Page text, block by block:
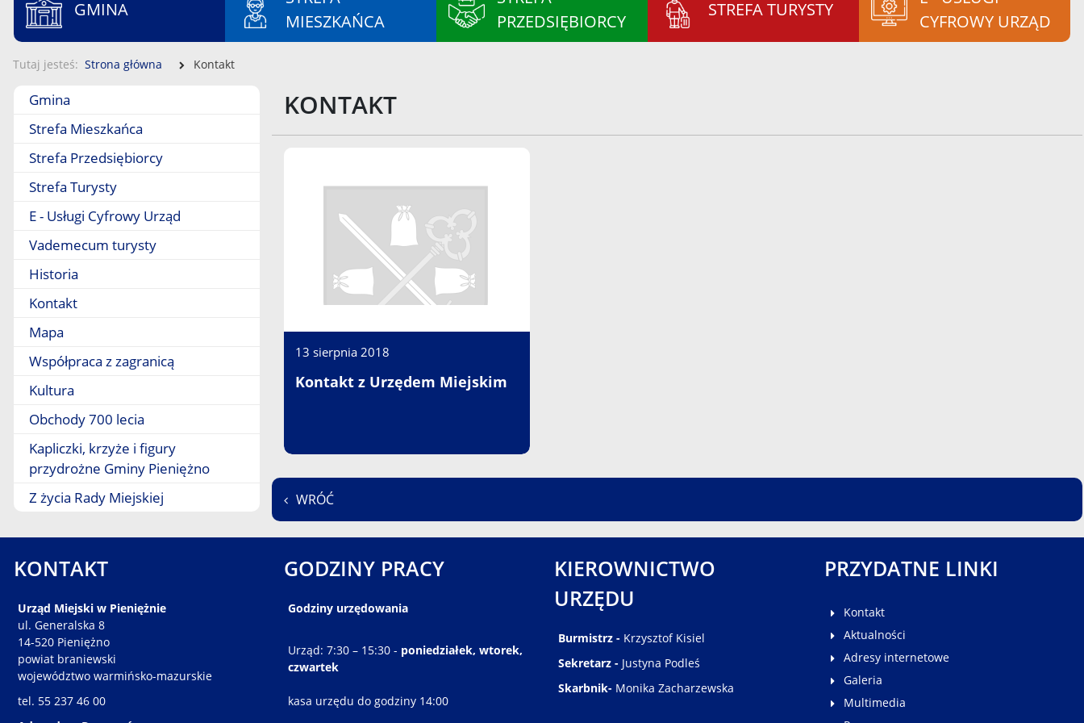
GMINA
MIESZKAŃCA
PRZEDSIĘBIORCY
STREFA TURYSTY
CYFROWY URZĄD
Tutaj jesteś Strona główna Kontakt
Menu boczne
Gmina
Strefa Mieszkańca
Strefa Przedsiębiorcy
Strefa Turysty
E - Usługi Cyfrowy Urząd
Vademecum turysty
Historia
Kontakt
Mapa
Współpraca z zagranicą
Kultura
Obchody 700 lecia
Kapliczki, krzyże i figury
przydrożne Gminy Pieniężno
Z życia Rady Miejskiej
KONTAKT
13 sierpnia 2018
Kontakt z Urzędem Miejskim
WRÓĆ
KONTAKT
Urząd Miejski w Pieniężnie
ul. Generalska 8
14-520 Pieniężno
powiat braniewski
województwo warmińsko-mazurskie
tel. 55 237 46 00
GODZINY PRACY
Godziny urzędowania
Urząd: 7:30 – 15:30 - poniedziałek, wtorek,
czwartek
kasa urzędu do godziny 14:00
KIEROWNICTWO
URZĘDU
Burmistrz - Krzysztof Kisiel
Sekretarz - Justyna Podleś
Skarbnik- Monika Zacharzewska
PRZYDATNE LINKI
Kontakt
Aktualności
Adresy internetowe
Galeria
Multimedia